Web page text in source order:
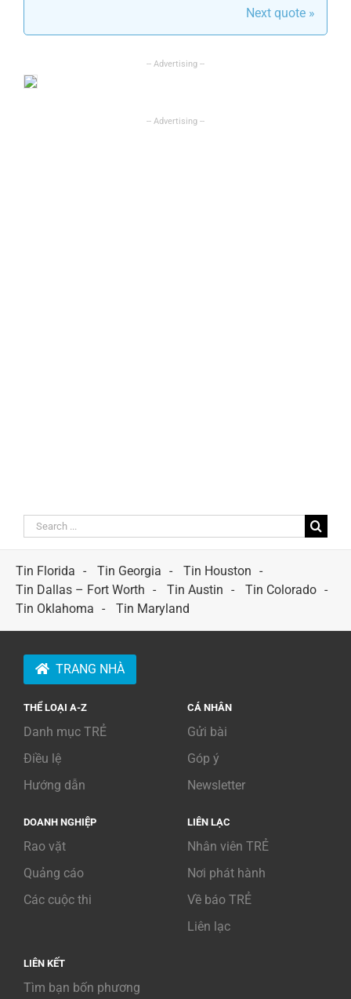
Next quote »
Search
for:
Tin Florida
Tin Georgia
Tin Houston
Tin Dallas – Fort Worth
Tin Austin
Tin Colorado
Tin Oklahoma
Tin Maryland
TRANG NHÀ
THỂ LOẠI A-Z
Danh mục TRẺ
Điều lệ
Hướng dẫn
CÁ NHÂN
Gửi bài
Góp ý
Newsletter
DOANH NGHIỆP
Rao vặt
Quảng cáo
Các cuộc thi
LIÊN LẠC
Nhân viên TRẺ
Nơi phát hành
Về báo TRẺ
Liên lạc
LIÊN KẾT
Tìm bạn bốn phương